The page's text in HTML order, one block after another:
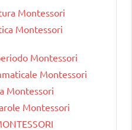
Montessori
Montessori
Montessori
Montessori
Montessori
Montessori